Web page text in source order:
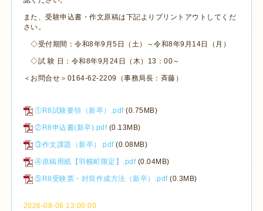
また、受験申込書・作文原稿は下記よりプリントアウトしてくだ
さい。
◇受付期間：令和8年9月5日（土）～令和8年9月14日（月）
◇試 験 日：令和8年9月24日（木）13：00～
＜お問合せ＞0164-62-2209（事務局長：斉藤）
①R8試験要領（新卒）.pdf (0.75MB)
②R8申込書(新卒).pdf (0.13MB)
③作文課題（新卒）.pdf (0.08MB)
④原稿用紙【羽幌町限定】.pdf (0.04MB)
⑤R8受験票・封筒作成方法（新卒）.pdf (0.3MB)
2026-08-06 13:00:00